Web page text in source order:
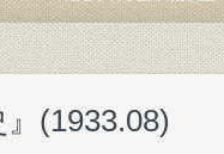
(1933.08)